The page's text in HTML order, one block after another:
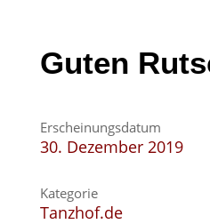
Guten
Erscheinungsdatum
30. Dezember 2019
Kategorie
Tanzhof.de